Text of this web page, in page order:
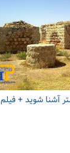
آشنا شوید + فیلم